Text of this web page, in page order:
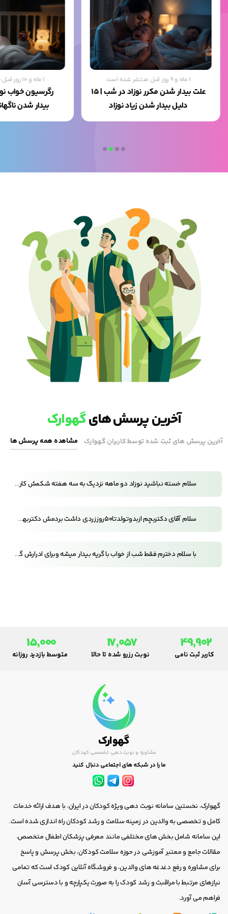
1 ماه و 9 روز قبل منتشر شده است
علت بیدار شدن مکرر نوزاد در شب | ۱۵
دلیل بیدار شدن زیاد نوزاد
1 ماه و 10 روز قبل منتشر شده است
رگرسیون خواب
بیدار شدن
آخرین پرسش هایگهوارک
آخرین پرسش های ثبت شده توسط کاربران گهوارک مشاهده همه پرسش ها
سلام خسته نباشید نوزاد دو ماهه نزدیک به سه هفته شکمش کارنکرده و هردو سه روز زور میزنه و قرمز میشه هر چند روز یکبار شیاف گلیسیرین کودک میزارم تا کار کنه و چشمش یه کم اب میاد و صبح ها کمی قی میبنده چه دارویی بدم تا شکمش مثل قبل کار کنه
سلام آقای دکتربچم ازبدوتولدتا۵۰روززردی داشت بردمش دکتربهش یه کپسول دادکه بهش دادم زردی اومدپائین امامدفوعش خونی شددکتران زیادی بردمش همشون گفتن الرژیه ازمایشاتش خوبه همه فقط یکم التهاب نشون میده سونوگرافیش خوبه حدود۳ماه خوب بودمدفوفش بلغمی بوداماخون نداشت امادوباره ۱ماهه شروع شده خون مقطعی هست یک روزهست ۱هفته نیست ایااین خون خطرناکه یاخیرایانیازبه کلونسکپی هست بچه یکسالشه حال عمومی خوبه وزنش ۱۰کیلوعه آقای دکترتشخیص شمالی‌ها ایاپسرم خوب میشه؟؟؟؟؟؟
با سلام دخترم فقط شب از خواب با گریه بیدار میشه وبرای ادرارش گریه میکنه آزمایش ادرا وسونو هم ک دادیم گفتن سالمه تورو خدا جواب بدید چیکار باید بکنم
49,902
کاربر ثبت نامی
17,057
نوبت رزرو شده تا حالا
15,000
متوسط بازدید روزانه
گهوارک
مشاوره و نوبت دهی تخصصی کودکان
ما را در شبکه های اجتماعی دنبال کنید
گهوارک، نخستین سامانه نوبت دهی ویژه کودکان در ایران، با هدف ارائه خدمات
کامل و تخصصی به والدین در زمینه سلامت و رشد کودکان راه اندازی شده است.
این سامانه شامل بخش های مختلفی مانند معرفی پزشکان اطفال متخصص،
مقالات جامع و معتبر آموزشی در حوزه سلامت کودکان، بخش پرسش و پاسخ
برای مشاوره و رفع دغدغه های والدین، و فروشگاه آنلاین کودک است که تمامی
نیازهای مرتبط با مراقبت و رشد کودک را به صورت یکپارچه و با دسترسی آسان
فراهم می آورد.